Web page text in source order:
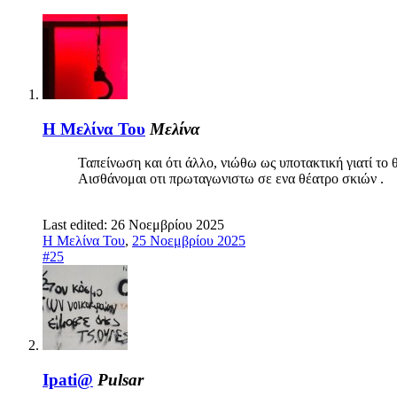
Η Μελίνα Του Μελίνα
Ταπείνωση και ότι άλλο, νιώθω ως υποτακτική γιατί το
Αισθάνομαι οτι πρωταγωνιστω σε ενα θέατρο σκιών .
Last edited: 26 Νοεμβρίου 2025
Η Μελίνα Του, 25 Νοεμβρίου 2025
#25
Ipati@ Pulsar